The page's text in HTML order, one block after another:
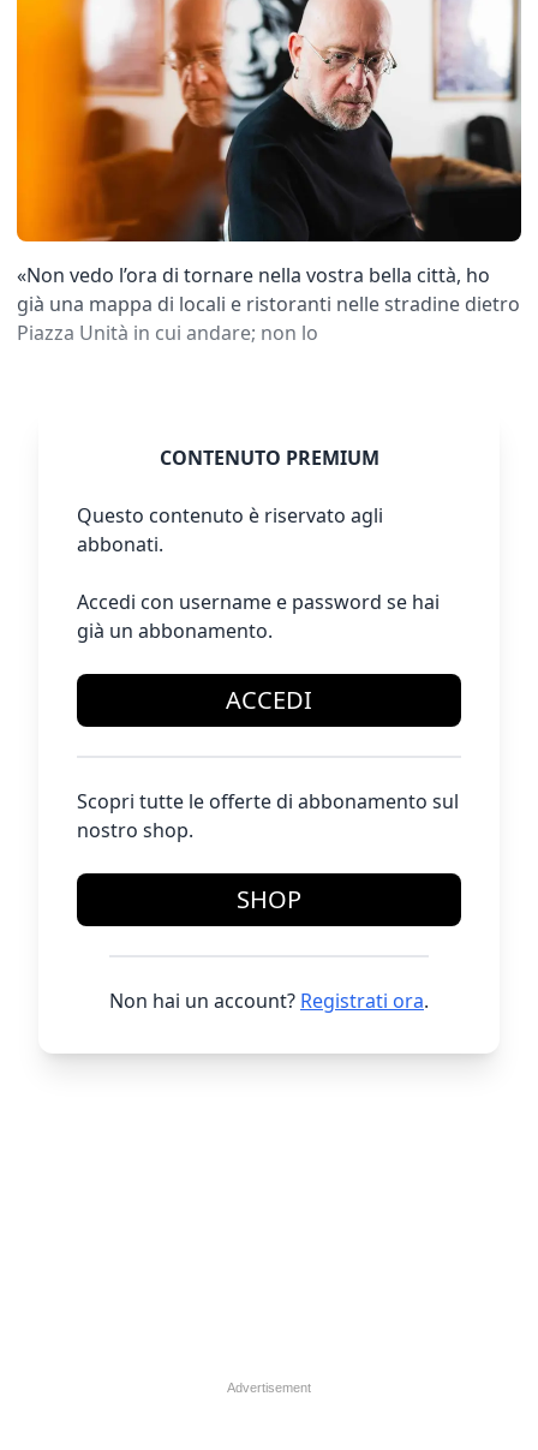
«Non vedo l’ora di tornare nella vostra bella città, ho
già una mappa di locali e ristoranti nelle stradine dietro
Piazza Unità in cui andare; non lo
CONTENUTO PREMIUM
Questo contenuto è riservato agli
abbonati.
Accedi con username e password se hai
già un abbonamento.
ACCEDI
Scopri tutte le offerte di abbonamento sul
nostro shop.
SHOP
Non hai un account? Registrati ora.